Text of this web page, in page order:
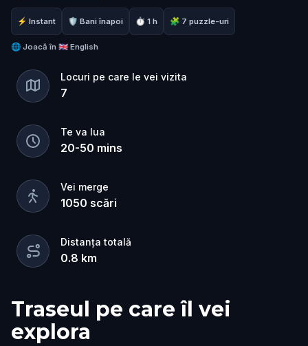
that will inspire you to return for many years to
come.
⚡ Instant 🛡 Bani înapoi ⏱ 1 h 🧩 7 puzzle-uri
🌐 Joacă în 🇬🇧 English
Locuri pe care le vei vizita
7
Te va lua
20-50 mins
Vei merge
1050 scări
Distanța totală
0.8 km
Traseul pe care îl vei
explora
Start
Sosire